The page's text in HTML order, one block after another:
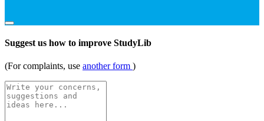
Suggest us how to improve StudyLib
(For complaints, use another form )